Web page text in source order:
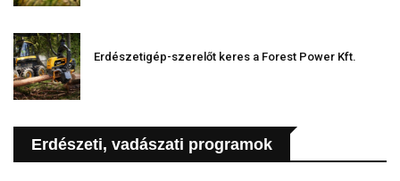
Erdészetigép-szerelőt keres a Forest Power Kft.
Erdészeti, vadászati programok